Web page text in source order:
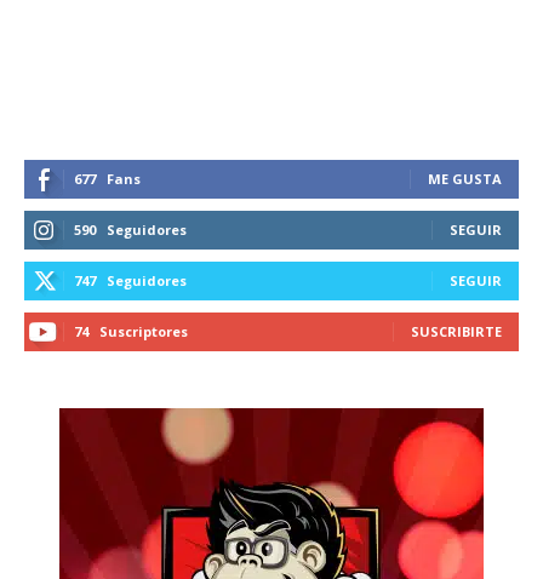
receive all the news of vaping and
tobacco harm reduction in your email.
SUBSCRIBIRSE
677 Fans ME GUSTA
590 Seguidores SEGUIR
747 Seguidores SEGUIR
74 Suscriptores SUSCRIBIRTE